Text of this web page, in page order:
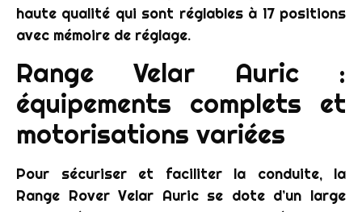
haute qualité qui sont réglables à 17 positions
avec mémoire de réglage.
Range Velar Auric :
équipements complets et
motorisations variées
Pour sécuriser et faciliter la conduite, la
Range Rover Velar Auric se dote d’un large